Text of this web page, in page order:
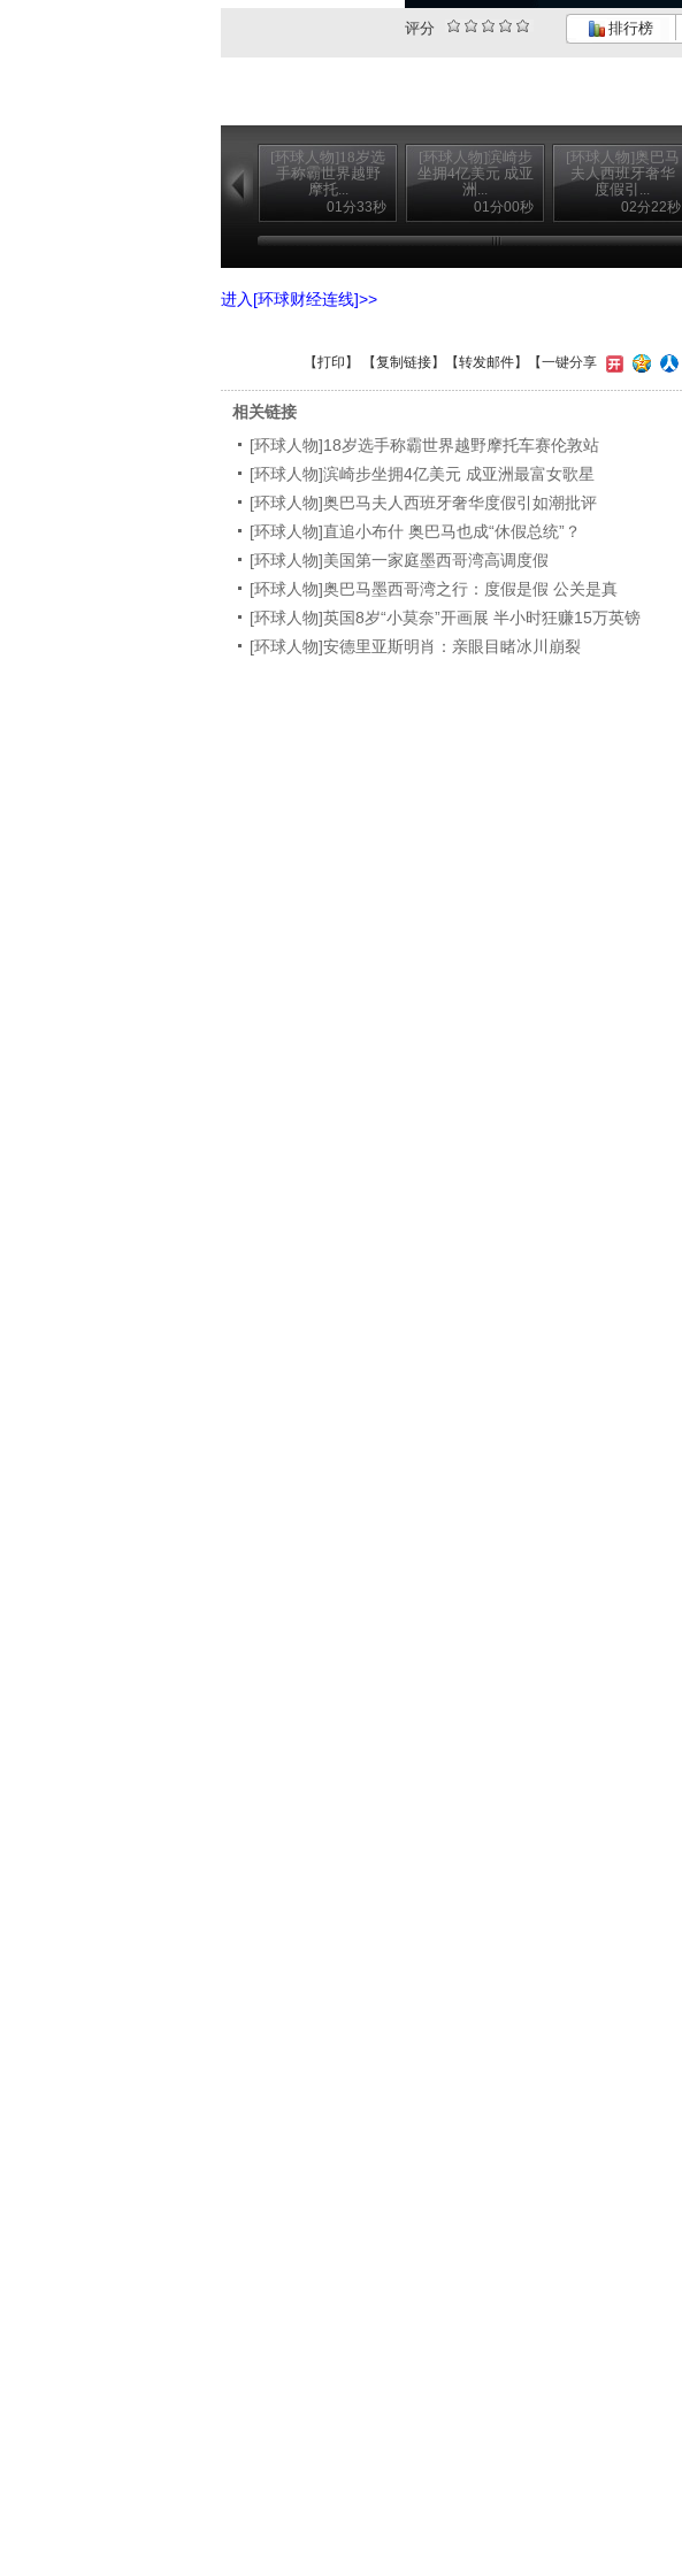
评分 排行榜
[环球人物]18岁选
手称霸世界越野
摩托...
01分33秒
[环球人物]滨崎步
坐拥4亿美元 成亚
洲...
01分00秒
[环球人物]奥巴马
夫人西班牙奢华
度假引...
02分22秒
进入[环球财经连线]>>
【打印 】 【复制链接】【转发邮件】 【一键分享
相关链接
[环球人物]18岁选手称霸世界越野摩托车赛伦敦站
[环球人物]滨崎步坐拥4亿美元 成亚洲最富女歌星
[环球人物]奥巴马夫人西班牙奢华度假引如潮批评
[环球人物]直追小布什 奥巴马也成“休假总统”？
[环球人物]美国第一家庭墨西哥湾高调度假
[环球人物]奥巴马墨西哥湾之行：度假是假 公关是真
[环球人物]英国8岁“小莫奈”开画展 半小时狂赚15万英镑
[环球人物]安德里亚斯明肖：亲眼目睹冰川崩裂